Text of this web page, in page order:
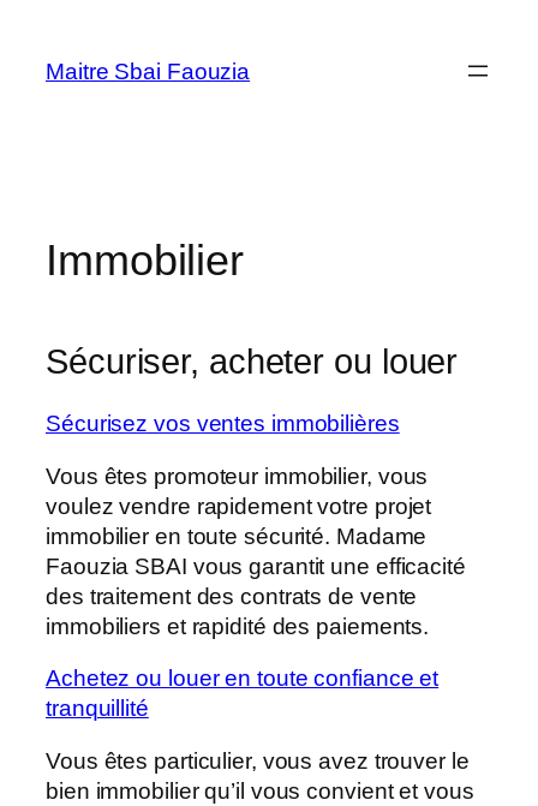
contenu
Maitre Sbai Faouzia
Immobilier
Sécuriser, acheter ou louer
Sécurisez vos ventes immobilières
Vous êtes promoteur immobilier, vous
voulez vendre rapidement votre projet
immobilier en toute sécurité. Madame
Faouzia SBAI vous garantit une efficacité
des traitement des contrats de vente
immobiliers et rapidité des paiements.
Achetez ou louer en toute confiance et
tranquillité
Vous êtes particulier, vous avez trouver le
bien immobilier qu’il vous convient et vous